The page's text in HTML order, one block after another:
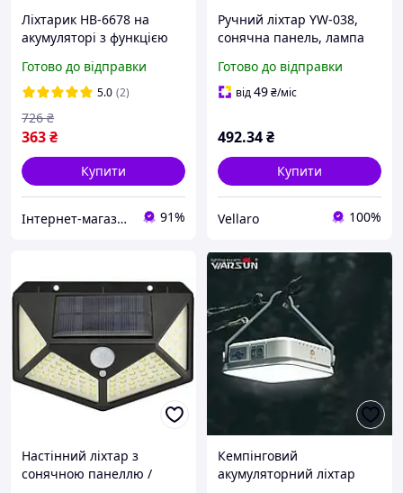
Ліхтарик HB-6678 на
акумуляторі з функцією
акумуляторний із
сонячною панеллю
Готово до відправки
5.0 (2)
363₴
726 ₴
Купити
Інтернет-магазин "Fresh-shop" 91%
Ручний ліхтар YW-038,
сонячна панель, лампа
Готово до відправки
від49₴/міс
492.34₴
Купити
Vellaro 100%
Настінний ліхтар з
сонячною панеллю /
Кемпінговий
акумуляторний ліхтар